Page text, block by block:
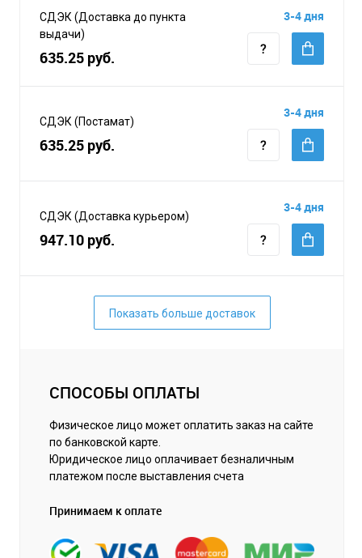
СДЭК (Доставка до пункта
выдачи)
635.25 руб.
3-4 дня
СДЭК (Постамат)
635.25 руб.
3-4 дня
СДЭК (Доставка курьером)
947.10 руб.
3-4 дня
Показать больше доставок
СПОСОБЫ ОПЛАТЫ
Физическое лицо может оплатить заказ на сайте
по банковской карте.
Юридическое лицо оплачивает безналичным
платежом после выставления счета
Принимаем к оплате